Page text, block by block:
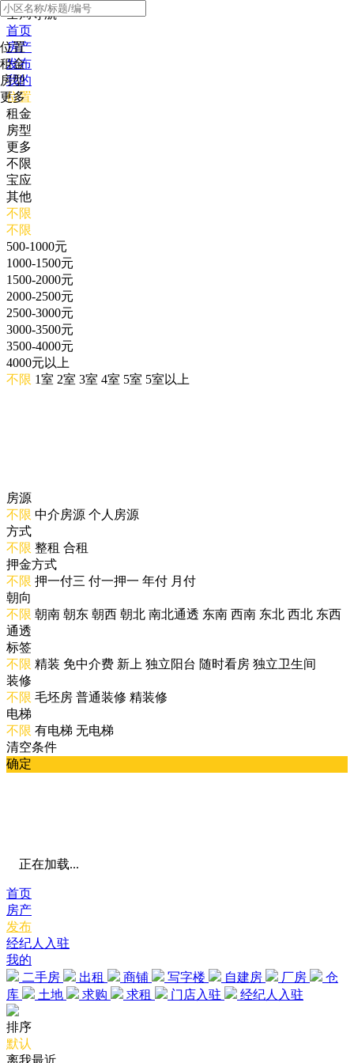
全局导航
首页
房产
发布
我的
位置
租金
房型
更多
位置
租金
房型
更多
不限
宝应
其他
不限
不限
500-1000元
1000-1500元
1500-2000元
2000-2500元
2500-3000元
3000-3500元
3500-4000元
4000元以上
不限 1室 2室 3室 4室 5室 5室以上
房源
不限 中介房源 个人房源
方式
不限 整租 合租
押金方式
不限 押一付三 付一押一 年付 月付
朝向
不限 朝南 朝东 朝西 朝北 南北通透 东南 西南 东北 西北 东西
通透
标签
不限 精装 免中介费 新上 独立阳台 随时看房 独立卫生间
装修
不限 毛坯房 普通装修 精装修
电梯
不限 有电梯 无电梯
清空条件
确定
正在加载...
首页
房产
发布
经纪人入驻
我的
二手房
出租 商铺 写字楼 自建房 厂房
仓
库
土地 求购 求租 门店入驻 经纪人入驻
排序
默认
离我最近